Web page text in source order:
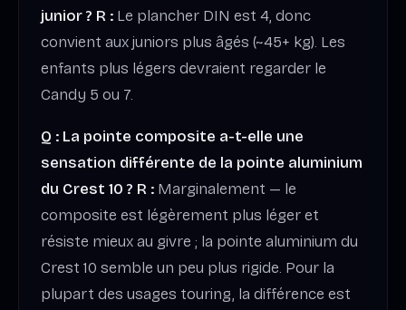
junior ? R : Le plancher DIN est 4, donc
convient aux juniors plus âgés (~45+ kg). Les
enfants plus légers devraient regarder le
Candy 5 ou 7.
Q : La pointe composite a-t-elle une
sensation différente de la pointe aluminium
du Crest 10 ? R : Marginalement — le
composite est légèrement plus léger et
résiste mieux au givre ; la pointe aluminium du
Crest 10 semble un peu plus rigide. Pour la
plupart des usages touring, la différence est